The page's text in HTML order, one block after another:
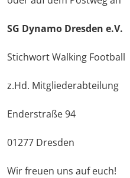
SG Dynamo Dresden e.V.
Stichwort Walking Football
z.Hd. Mitgliederabteilung
Enderstraße 94
01277 Dresden
Wir freuen uns auf euch!